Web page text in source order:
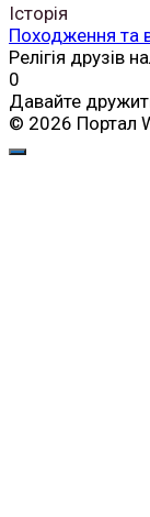
Історія
Походження та
Релігія друзів
0
Давайте
© 2026 Портал